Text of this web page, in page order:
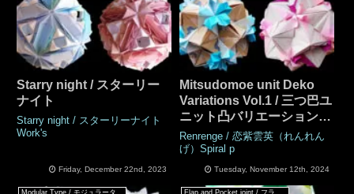
Starry night / スターリー
ナイト
Starry night / スターリーナイト
Work's
Friday, December 22nd, 2023
Mitsudomoe unit Deko
Variations Vol.1 / 三つ巴ユ
ニット凸バリエーション
Vol.1
Renrenge / 恋紫雲英（れんれん
げ）Spiral p
Tuesday, November 12th, 2024